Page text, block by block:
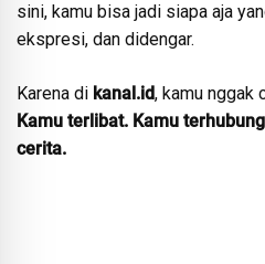
sini, kamu bisa jadi siapa aja
ekspresi, dan didengar.
Karena di kanal.id, kamu nggak
Kamu terlibat. Kamu
cerita.